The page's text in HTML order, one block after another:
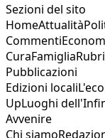
Sezioni del sito
HomeAttualità
Commenti
CuraFamiglia
Pubblicazioni
Edizioni locali
UpLuoghi
Avvenire
Chi siamo